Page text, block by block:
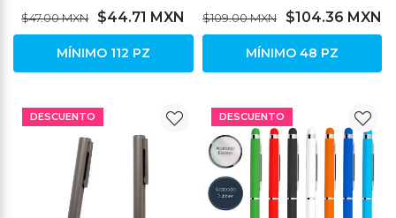
$47.00 MXN $44.71 MXN
MÍNIMO 112 PZ
$109.00 MXN $104.36 MXN
MÍNIMO 48 PZ
DESCUENTO DESCUENTO